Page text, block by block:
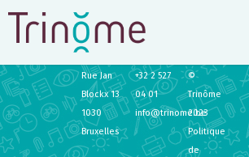
TRINÔME
Rue Jan
Blockx 13
1030
Bruxelles
+32 2 527
04 01
info@trinome.be
©
Trinôme
2023
Politique
de